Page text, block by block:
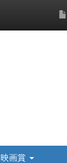
映画賞